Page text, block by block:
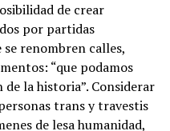
de crear
por partidas
renombren calles,
“que podamos
la historia”. Considerar
trans y travestis
de lesa humanidad,